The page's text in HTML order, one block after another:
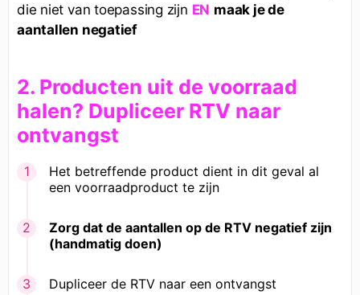
die niet van toepassing zijn EN maak je de
aantallen negatief
2. Producten uit de voorraad
halen? Dupliceer RTV naar
ontvangst
Het betreffende product dient in dit geval al
een voorraadproduct te zijn
Zorg dat de aantallen op de RTV negatief zijn
(handmatig doen)
Dupliceer de RTV naar een ontvangst